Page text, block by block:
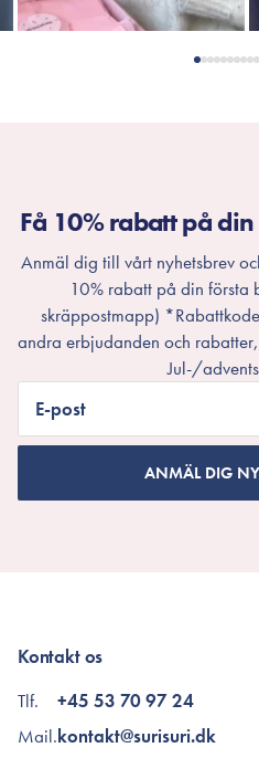
Få 10% rabatt på
Anmäl dig till vårt nyhetsbrev
10% rabatt på din
skräppostmapp)
andra erbjudanden och
Jul-/
E-post
ANMÄL DIG
Kontakt os
Tlf.
Mail.
+45 53 70 97 24
kontakt@surisuri.dk